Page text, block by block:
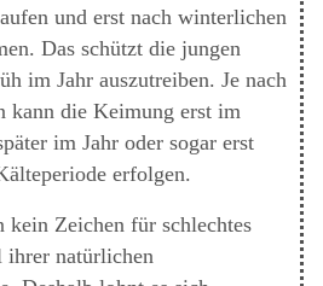
und erst nach winterlichen
Das schützt die jungen
im Jahr auszutreiben. Je nach
kann die Keimung erst im
im Jahr oder sogar erst
erfolgen.
kein Zeichen für schlechtes
ihrer natürlichen